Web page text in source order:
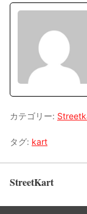
カテゴリー:
タグ: kart
StreetKart